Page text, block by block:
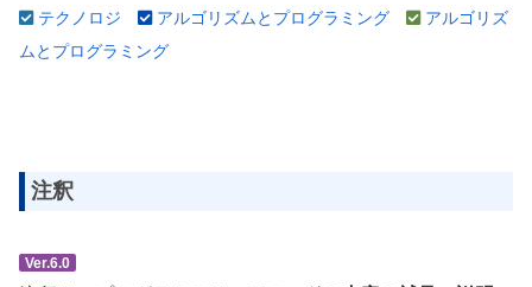
テクノロジ アルゴリズムとプログラミング
アルゴリズ
ムとプログラミング
注釈
Ver.6.0